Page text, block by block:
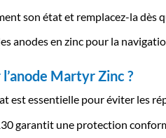
son état et remplacez-la dès
anodes en zinc pour la
Martyr Zinc ?
est essentielle pour éviter les
garantit une protection